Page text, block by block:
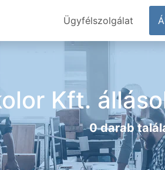
Ügyfélszolgálat
Kft.
0 darab